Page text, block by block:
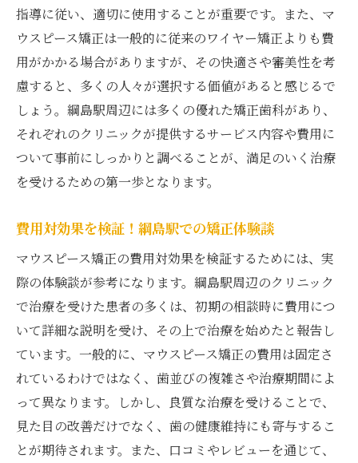
指導に従い、適切に使用することが重要です。また、マ
ウスピース矯正は一般的に従来のワイヤー矯正よりも費
用がかかる場合がありますが、その快適さや審美性を考
慮すると、多くの人々が選択する価値があると感じるで
しょう。綱島駅周辺には多くの優れた矯正歯科があり、
それぞれのクリニックが提供するサービス内容や費用に
ついて事前にしっかりと調べることが、満足のいく治療
を受けるための第一歩となります。
費用対効果を検証！綱島駅での矯正体験談
マウスピース矯正の費用対効果を検証するためには、実
際の体験談が参考になります。綱島駅周辺のクリニック
で治療を受けた患者の多くは、初期の相談時に費用につ
いて詳細な説明を受け、その上で治療を始めたと報告し
ています。一般的に、マウスピース矯正の費用は固定さ
れているわけではなく、歯並びの複雑さや治療期間によ
って異なります。しかし、良質な治療を受けることで、
見た目の改善だけでなく、歯の健康維持にも寄与するこ
とが期待されます。また、口コミやレビューを通じて、